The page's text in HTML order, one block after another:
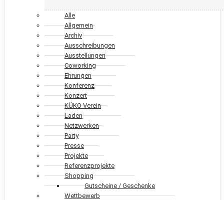
Alle
Allgemein
Archiv
Ausschreibungen
Ausstellungen
Coworking
Ehrungen
Konferenz
Konzert
KÜKO Verein
Laden
Netzwerken
Party
Presse
Projekte
Referenzprojekte
Shopping
Gutscheine / Geschenke
Wettbewerb